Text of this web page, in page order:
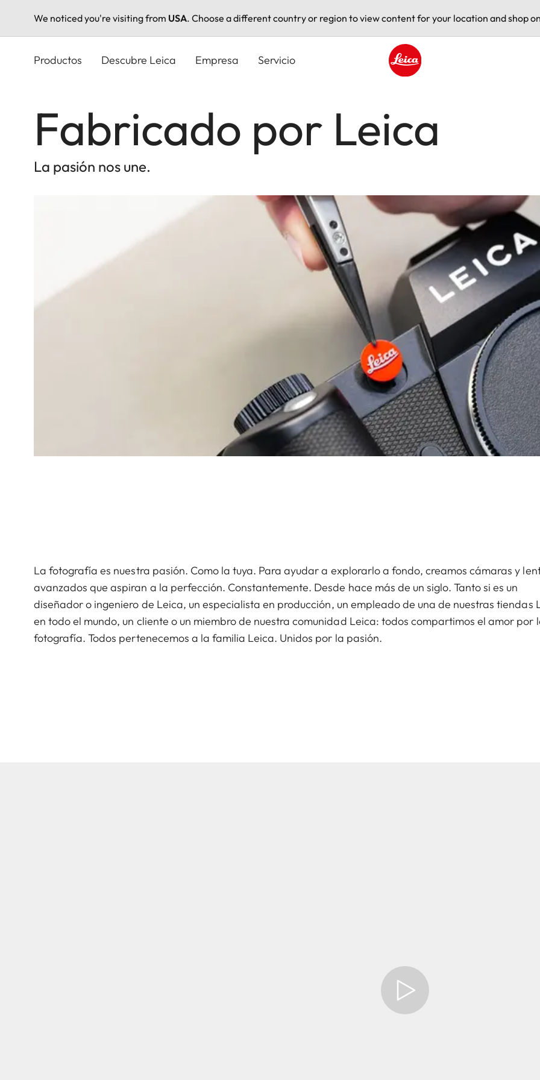
We noticed you're visiting from USA. Choose a different country or region to view content for your location and shop
Productos Descubre Leica Empresa Servicio
Fabricado por Leica
La pasión nos une.
La fotografía es nuestra pasión. Como la tuya. Para ayudar a explorarlo a fondo, creamos cámaras y
avanzados que aspiran a la perfección. Constantemente. Desde hace más de un siglo. Tanto si es un
diseñador o ingeniero de Leica, un especialista en producción, un empleado de una de nuestras tiendas
en todo el mundo, un cliente o un miembro de nuestra comunidad Leica: todos compartimos el amor por
fotografía. Todos pertenecemos a la familia Leica. Unidos por la pasión.